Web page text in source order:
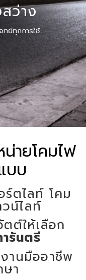
ศู
พร้
ายโคมไฟ
บบ
ตไลท์ โคม
น์ไลท์
ต์ให้เลือก
รันตรี
นมืออาชีพ
า